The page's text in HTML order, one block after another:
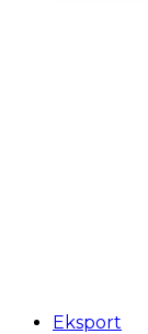
Eksport